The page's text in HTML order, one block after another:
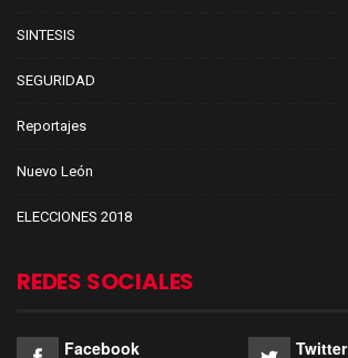
SINTESIS
SEGURIDAD
Reportajes
Nuevo León
ELECCIONES 2018
REDES SOCIALES
Facebook Twitter